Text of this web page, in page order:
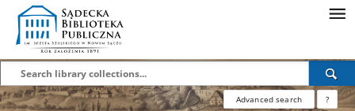
Advanced search ?